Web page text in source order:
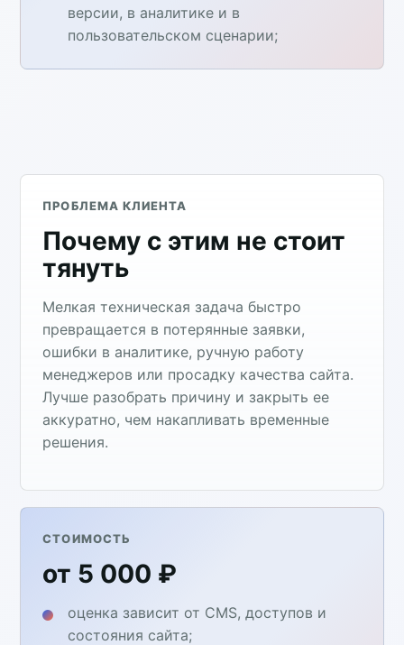
версии, в аналитике и в
пользовательском сценарии;
ПРОБЛЕМА КЛИЕНТА
Почему с этим не стоит
тянуть
Мелкая техническая задача быстро
превращается в потерянные заявки,
ошибки в аналитике, ручную работу
менеджеров или просадку качества сайта.
Лучше разобрать причину и закрыть ее
аккуратно, чем накапливать временные
решения.
СТОИМОСТЬ
от 5 000 ₽
оценка зависит от CMS, доступов и
состояния сайта;